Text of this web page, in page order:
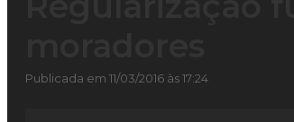
Publicada em 11/03/2016 às 17:24